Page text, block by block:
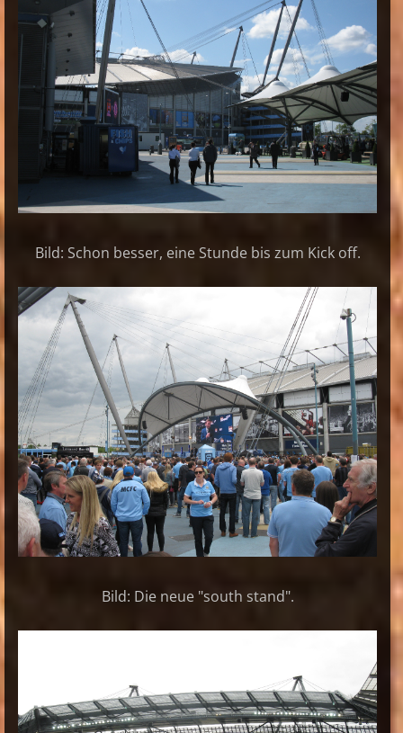
Bild: Schon besser, eine Stunde bis zum Kick off.
Bild: Die neue "south stand".